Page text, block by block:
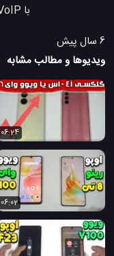
با VoIP، هوش مصنوعی و رباتیک.
6 سال پیش
ویدیوها و مطالب مشابه
06:24
06:02